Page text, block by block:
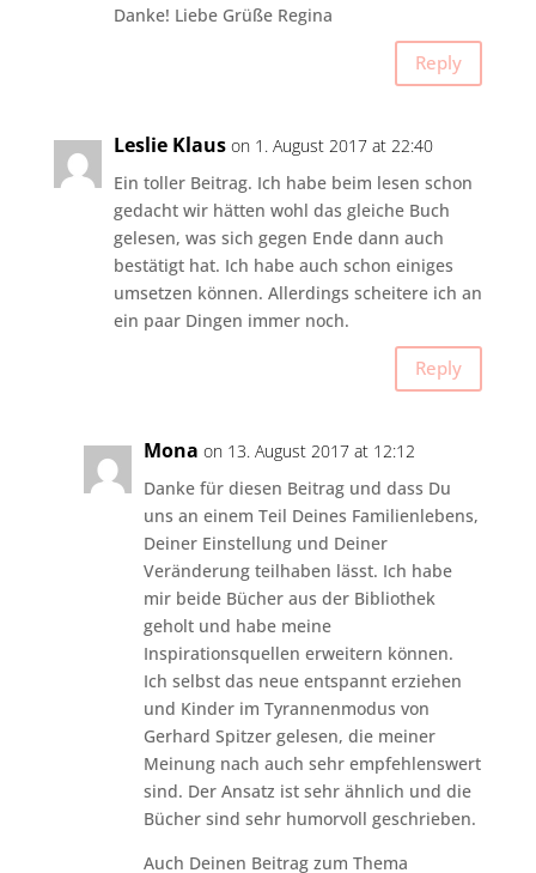
Danke! Liebe Grüße Regina
Reply
Leslie Klaus on 1. August 2017 at 22:40
Ein toller Beitrag. Ich habe beim lesen schon
gedacht wir hätten wohl das gleiche Buch
gelesen, was sich gegen Ende dann auch
bestätigt hat. Ich habe auch schon einiges
umsetzen können. Allerdings scheitere ich an
ein paar Dingen immer noch.
Reply
Mona on 13. August 2017 at 12:12
Danke für diesen Beitrag und dass Du
uns an einem Teil Deines Familienlebens,
Deiner Einstellung und Deiner
Veränderung teilhaben lässt. Ich habe
mir beide Bücher aus der Bibliothek
geholt und habe meine
Inspirationsquellen erweitern können.
Ich selbst das neue entspannt erziehen
und Kinder im Tyrannenmodus von
Gerhard Spitzer gelesen, die meiner
Meinung nach auch sehr empfehlenswert
sind. Der Ansatz ist sehr ähnlich und die
Bücher sind sehr humorvoll geschrieben.
Auch Deinen Beitrag zum Thema